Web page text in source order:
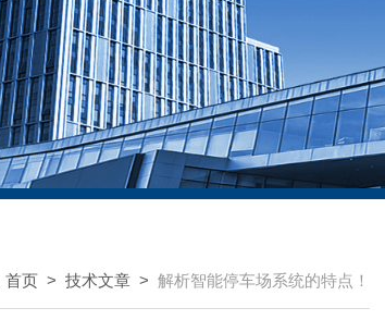
首页 > 技术文章 > 解析智能停车场系统的特点！